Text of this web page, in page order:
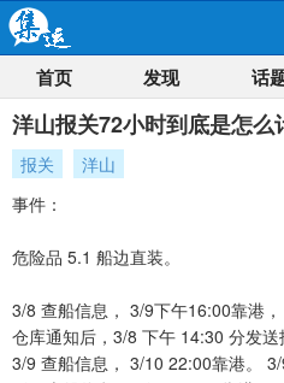
首页 发现 话
洋山报关72小时到底是怎么
报关
洋山
事件：
危险品 5.1 船边直装。
3/8 查船信息， 3/9下午16:00靠港
仓库通知后，3/8 下午 14:30 分发送
3/9 查船信息， 3/10 22:00靠港。 3/